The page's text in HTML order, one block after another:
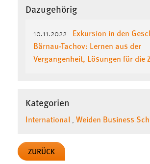
Dazugehörig
10.11.2022
Exkursion in den
Bärnau-Tachov: Lernen aus der
Vergangenheit, Lösungen für die
Kategorien
International , Weiden Business
ZURÜCK